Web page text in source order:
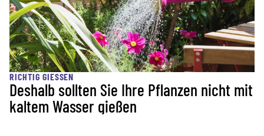
RICHTIG GIESSEN
Deshalb sollten Sie Ihre Pflanzen nicht mit
kaltem Wasser gießen